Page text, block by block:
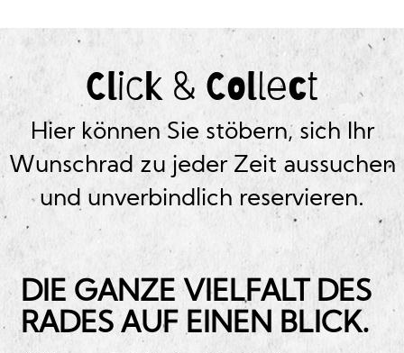
Click & Collect
Hier können Sie stöbern, sich Ihr
Wunschrad zu jeder Zeit aussuchen
und unverbindlich reservieren.
DIE GANZE VIELFALT DES
RADES AUF EINEN BLICK.